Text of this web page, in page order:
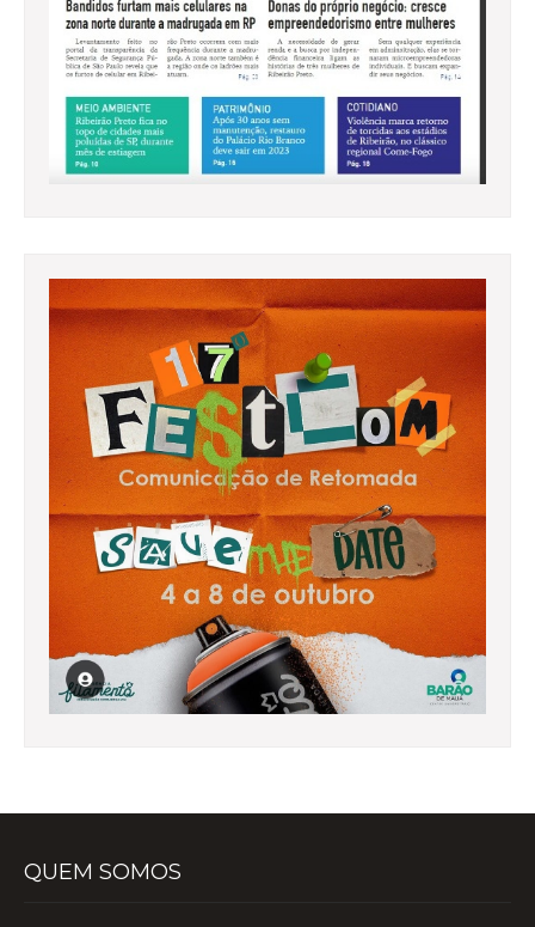
QUEM SOMOS